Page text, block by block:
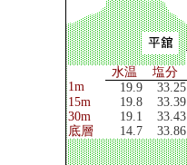
水温 塩分
1m
19.9 33.25
15m
19.8 33.39
30m
19.1 33.43
底層
14.7 33.86